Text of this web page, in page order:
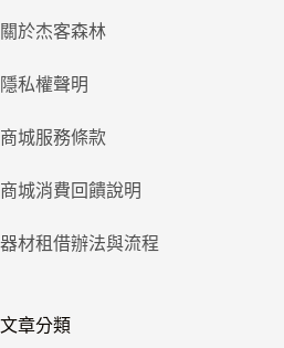
關於杰客森林
隱私權聲明
商城服務條款
商城消費回饋說明
器材租借辦法與流程
文章分類